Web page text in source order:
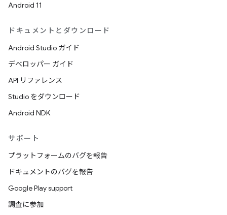
Android 11
ドキュメントとダウンロード
Android Studio ガイド
デベロッパー ガイド
API リファレンス
Studio をダウンロード
Android NDK
サポート
プラットフォームのバグを報告
ドキュメントのバグを報告
Google Play support
調査に参加